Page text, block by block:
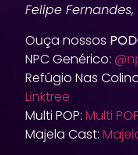
Felipe
Ouça nossos
NPC Genérico:
Refúgio Nas
Linktree
Multi POP:Multi
Majela Cast: